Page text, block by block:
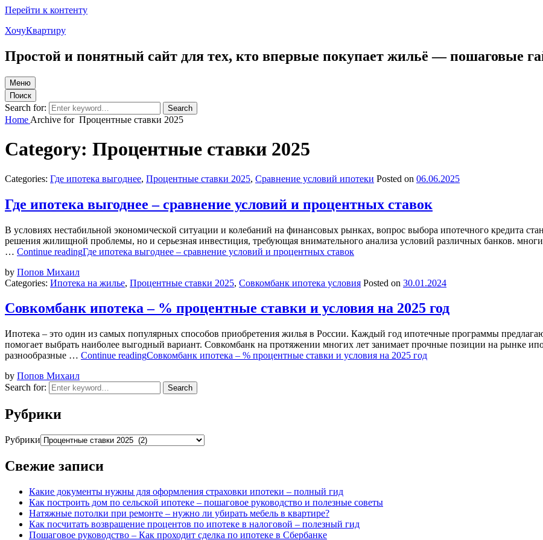
Перейти к контенту
ХочуКвартиру
Простой и понятный сайт для тех, кто впервые покупает жильё — пошаговые
Меню
Поиск
Search for: Search
Home Archive for Процентные ставки 2025
Category: Процентные ставки 2025
Categories: Где ипотека выгоднее, Процентные ставки 2025, Сравнение условий ипотеки Posted on 06.06.2025
Где ипотека выгоднее – сравнение условий и процентных ставок
В условиях нестабильной экономической ситуации и колебаний на финансовых рынках, вопрос выбора ипотечного кредита
решения жилищной проблемы, но и серьезная инвестиция, требующая внимательного анализа условий различных банков.
… Continue readingГде ипотека выгоднее – сравнение условий и процентных ставок
by Попов Михаил
Categories: Ипотека на жилье, Процентные ставки 2025, Совкомбанк ипотека условия Posted on 30.01.2024
Совкомбанк ипотека – % процентные ставки и условия на 2025 год
Ипотека – это один из самых популярных способов приобретения жилья в России. Каждый год ипотечные программы
помогает выбрать наиболее выгодный вариант. Совкомбанк на протяжении многих лет занимает прочные позиции на рынке
разнообразные … Continue readingСовкомбанк ипотека – % процентные ставки и условия на 2025 год
by Попов Михаил
Search for:
Search
Рубрики
Рубрики
Свежие записи
Какие документы нужны для оформления страховки ипотеки – полный гид
Как построить дом по сельской ипотеке – пошаговое руководство и полезные советы
Натяжные потолки при ремонте – нужно ли убирать мебель в квартире?
Как посчитать возвращение процентов по ипотеке в налоговой – полезный гид
Пошаговое руководство – Как проходит сделка по ипотеке в Сбербанке